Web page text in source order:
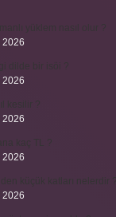
2026
2026
2026
2026
2026